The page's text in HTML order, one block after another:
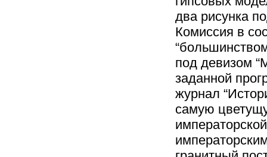
два рисунка
Комиссия в
под девизом
заданной
журнал
самую